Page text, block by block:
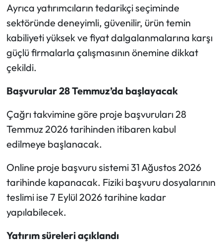
Ayrıca yatırımcıların tedarikçi seçiminde
sektöründe deneyimli, güvenilir, ürün temin
kabiliyeti yüksek ve fiyat dalgalanmalarına karşı
güçlü firmalarla çalışmasının önemine dikkat
çekildi.
Başvurular 28 Temmuz’da başlayacak
Çağrı takvimine göre proje başvuruları 28
Temmuz 2026 tarihinden itibaren kabul
edilmeye başlanacak.
Online proje başvuru sistemi 31 Ağustos 2026
tarihinde kapanacak. Fiziki başvuru dosyalarının
teslimi ise 7 Eylül 2026 tarihine kadar
yapılabilecek.
Yatırım süreleri açıklandı